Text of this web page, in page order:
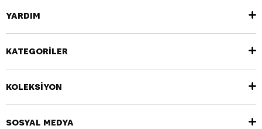
YARDIM
KATEGORİLER
KOLEKSİYON
SOSYAL MEDYA